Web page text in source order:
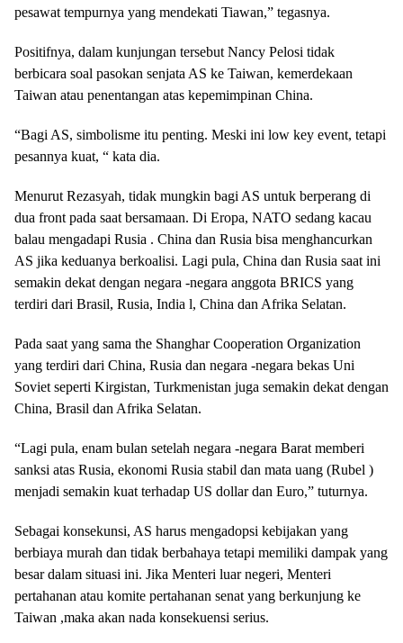
pesawat tempurnya yang mendekati Tiawan,” tegasnya.
Positifnya, dalam kunjungan tersebut Nancy Pelosi tidak
berbicara soal pasokan senjata AS ke Taiwan, kemerdekaan
Taiwan atau penentangan atas kepemimpinan China.
“Bagi AS, simbolisme itu penting. Meski ini low key event, tetapi
pesannya kuat, “ kata dia.
Menurut Rezasyah, tidak mungkin bagi AS untuk berperang di
dua front pada saat bersamaan. Di Eropa, NATO sedang kacau
balau mengadapi Rusia . China dan Rusia bisa menghancurkan
AS jika keduanya berkoalisi. Lagi pula, China dan Rusia saat ini
semakin dekat dengan negara -negara anggota BRICS yang
terdiri dari Brasil, Rusia, India l, China dan Afrika Selatan.
Pada saat yang sama the Shanghar Cooperation Organization
yang terdiri dari China, Rusia dan negara -negara bekas Uni
Soviet seperti Kirgistan, Turkmenistan juga semakin dekat dengan
China, Brasil dan Afrika Selatan.
“Lagi pula, enam bulan setelah negara -negara Barat memberi
sanksi atas Rusia, ekonomi Rusia stabil dan mata uang (Rubel )
menjadi semakin kuat terhadap US dollar dan Euro,” tuturnya.
Sebagai konsekunsi, AS harus mengadopsi kebijakan yang
berbiaya murah dan tidak berbahaya tetapi memiliki dampak yang
besar dalam situasi ini. Jika Menteri luar negeri, Menteri
pertahanan atau komite pertahanan senat yang berkunjung ke
Taiwan ,maka akan nada konsekuensi serius.